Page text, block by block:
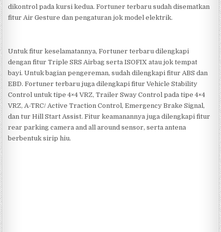
dikontrol pada kursi kedua. Fortuner terbaru sudah disematkan
fitur Air Gesture dan pengaturan jok model elektrik.
Untuk fitur keselamatannya, Fortuner terbaru dilengkapi
dengan fitur Triple SRS Airbag serta ISOFIX atau jok tempat
bayi. Untuk bagian pengereman, sudah dilengkapi fitur ABS dan
EBD. Fortuner terbaru juga dilengkapi fitur Vehicle Stability
Control untuk tipe 4×4 VRZ, Trailer Sway Control pada tipe 4×4
VRZ, A-TRC/ Active Traction Control, Emergency Brake Signal,
dan tur Hill Start Assist. Fitur keamanannya juga dilengkapi fitur
rear parking camera and all around sensor, serta antena
berbentuk sirip hiu.